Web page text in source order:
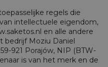
regels die
intellectuele eigendom,
en alle andere
bedrijf Moziu Daniel
921 Porajów, NIP (BTW-
is van het merk en de